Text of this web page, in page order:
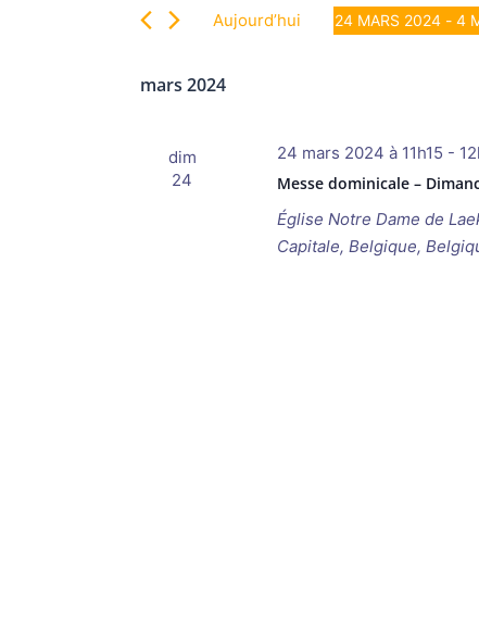
vues
Évènements
mot-
Aujourd’hui 24 MARS 2024 - 4
mars 2024
dim
24
Messe dominicale –
24 mars 2024 à 11h15 -
Église Notre Dame de
Capitale, Belgique,